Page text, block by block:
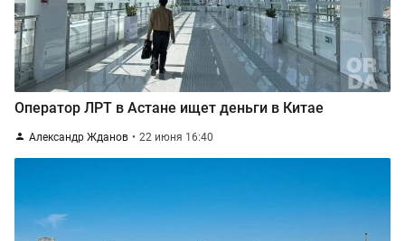
Оператор ЛРТ в Астане ищет деньги в Китае
Александр Жданов 22 июня 16:40